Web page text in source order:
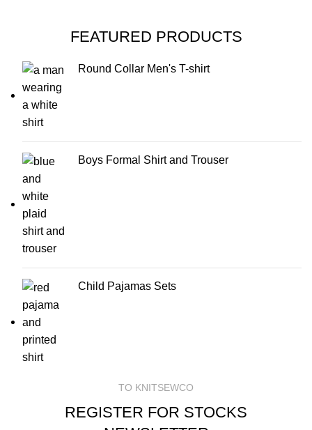
FEATURED PRODUCTS
Round Collar Men's T-shirt
Boys Formal Shirt and Trouser
Child Pajamas Sets
TO KNITSEWCO
REGISTER FOR STOCKS